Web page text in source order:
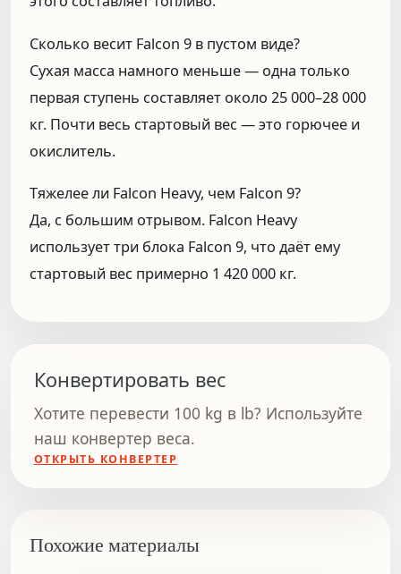
Сколько весит Falcon 9 в пустом виде?
Сухая масса намного меньше — одна только
первая ступень составляет около 25 000–28 000
кг. Почти весь стартовый вес — это горючее и
окислитель.
Тяжелее ли Falcon Heavy, чем Falcon 9?
Да, с большим отрывом. Falcon Heavy
использует три блока Falcon 9, что даёт ему
стартовый вес примерно 1 420 000 кг.
Конвертировать вес
Хотите перевести 100 kg в lb? Используйте
наш конвертер веса.
ОТКРЫТЬ КОНВЕРТЕР
Похожие материалы